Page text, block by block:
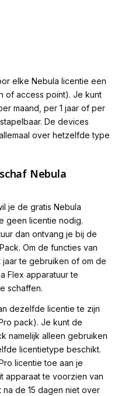
elke Nebula licentie een
of access point). Je kunt
maand, per 1 jaar of per
De devices
over hetzelfde type
Nebula
je de gratis Nebula
geen licentie nodig.
dan ontvang je bij de
. Om de functies van
jaar te gebruiken of om de
Flex apparatuur te
schaffen.
dezelfde licentie te zijn
pack). Je kunt de
namelijk alleen gebruiken
licentietype beschikt.
licentie toe aan je
apparaat te voorzien van
de 15 dagen niet over